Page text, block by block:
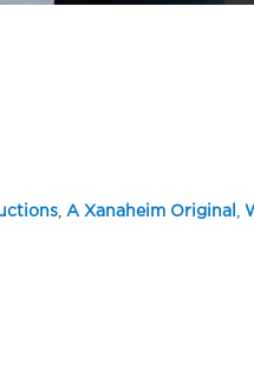
, A Xanaheim Original